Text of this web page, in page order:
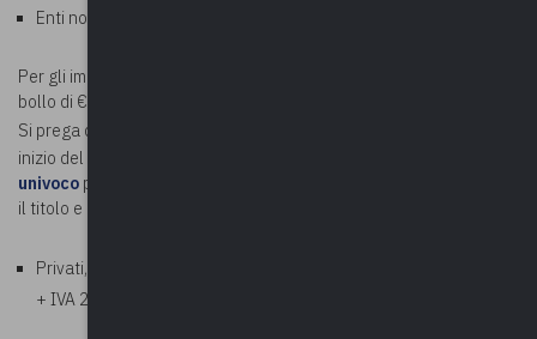
Enti non associati: € 70,00 a persona (esente IVA)
Per gli importi superiori a € 75,00 verrà addebitata la marca da
bollo di € 2,00.
Si prega di
inizio del corso,
univoco per la fatturazione, specificando nell'oggetto della e-mail
il titolo e la data del corso.
Privati, aziende, studi professionali: € 85,40 a persona (€ 70,00
+ IVA 22%)